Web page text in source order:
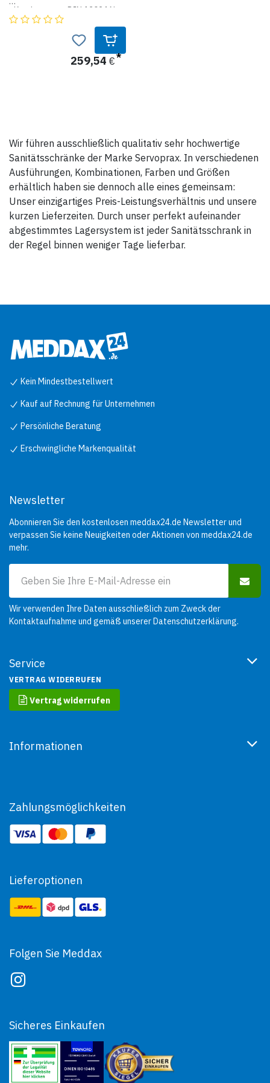
• Krankentrage DIN 13024 N
und Zubehör
• Aufhängevorrichtung für
Verbandkasten DIN 13164
Stahlblech, Sicherheitsschloß
259,54 €
Wir führen ausschließlich qualitativ sehr hochwertige
Sanitätsschränke der Marke Servoprax. In verschiedenen
Ausführungen, Kombinationen, Farben und Größen
erhältlich haben sie dennoch alle eines gemeinsam:
Unser einzigartiges Preis-Leistungsverhältnis und unsere
kurzen Lieferzeiten. Durch unser perfekt aufeinander
abgestimmtes Lagersystem ist jeder Sanitätsschrank in
der Regel binnen weniger Tage lieferbar.
Kein Mindestbestellwert
Kauf auf Rechnung für Unternehmen
Persönliche Beratung
Erschwingliche Markenqualität
Service
VERTRAG WIDERRUFEN
Vertrag widerrufen
Informationen
Newsletter
Abonnieren Sie den kostenlosen meddax24.de Newsletter und
verpassen Sie keine Neuigkeiten oder Aktionen von meddax24.de
mehr.
Wir verwenden Ihre Daten ausschließlich zum Zweck der
Kontaktaufnahme und gemäß unsererDatenschutzerklärung.
Zahlungsmöglichkeiten
Lieferoptionen
Folgen Sie Meddax
Sicheres Einkaufen